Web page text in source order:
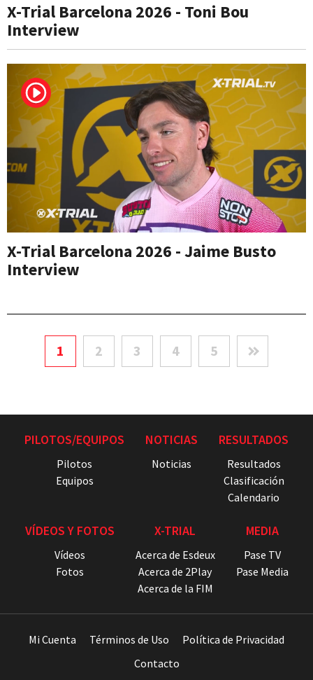
X-Trial Barcelona 2026 - Toni Bou
Interview
X-Trial Barcelona 2026 - Jaime Busto
Interview
1 2 3 4 5
PILOTOS/EQUIPOS
Pilotos
Equipos
NOTICIAS
Noticias
RESULTADOS
Resultados
Clasificación
Calendario
VÍDEOS Y FOTOS
Vídeos
Fotos
X-TRIAL
Acerca de Esdeux
Acerca de 2Play
Acerca de la FIM
MEDIA
Pase TV
Pase Media
Mi Cuenta Términos de Uso
Política de Privacidad
Contacto